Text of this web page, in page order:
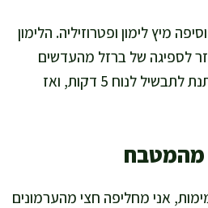
מיץ לימון ופטרוזיליה. הלימון
לספיגה של ברזל מהעדשים
בזכות ויטמין C. אני נותנת לתבשיל לנוח 5 דקות, ואז
מהמטבח
אני מחליפה חצי מהערמונים